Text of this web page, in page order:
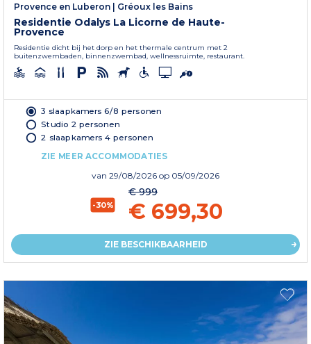
Provence en Luberon | Gréoux les Bains
Residentie Odalys La Licorne de Haute-
Provence
Residentie dicht bij het dorp en het thermale centrum met 2
buitenzwembaden, binnenzwembad, wellnessruimte, restaurant.
3 slaapkamers 6/8 personen
Studio 2 personen
2 slaapkamers 4 personen
ZIE MEER ACCOMMODATIES
van 29/08/2026 op 05/09/2026
-30%
€ 999
€ 699,30
ZIE BESCHIKBAARHEID